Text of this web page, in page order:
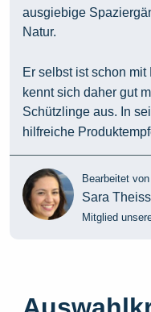
ausgiebige
Natur.
Er selbst ist schon
kennt sich daher gut
Schützlinge aus. In
hilfreiche
Bearbeitet von
Sara
Mitglied